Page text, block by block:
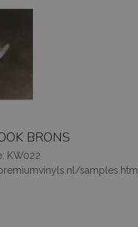
BRONS
KW022
samples.html